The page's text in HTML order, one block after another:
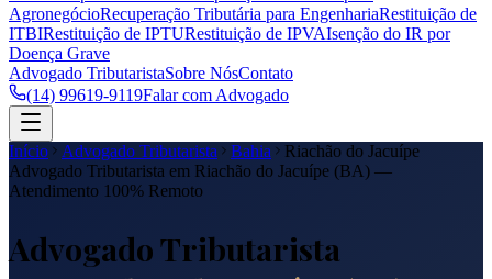
AgronegócioRecuperação Tributária para EngenhariaRestituição de
ITBIRestituição de IPTURestituição de IPVAIsenção do IR por
Doença Grave
Advogado TributaristaSobre NósContato
(14) 99619-9119Falar com Advogado
Início Advogado Tributarista Bahia
Riachão do Jacuípe
Advogado Tributarista em Riachão do Jacuípe (BA) —
Atendimento 100% Remoto
Advogado Tributarista